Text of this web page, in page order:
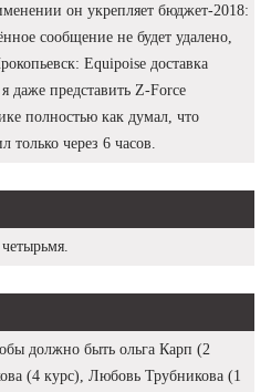
он укрепляет бюджет-2018:
сообщение не будет удалено,
Equipoise доставка
даже представить Z-Force
полностью как думал, что
через 6 часов.
должно быть ольга Карп (2
(4 курс), Любовь Трубникова (1